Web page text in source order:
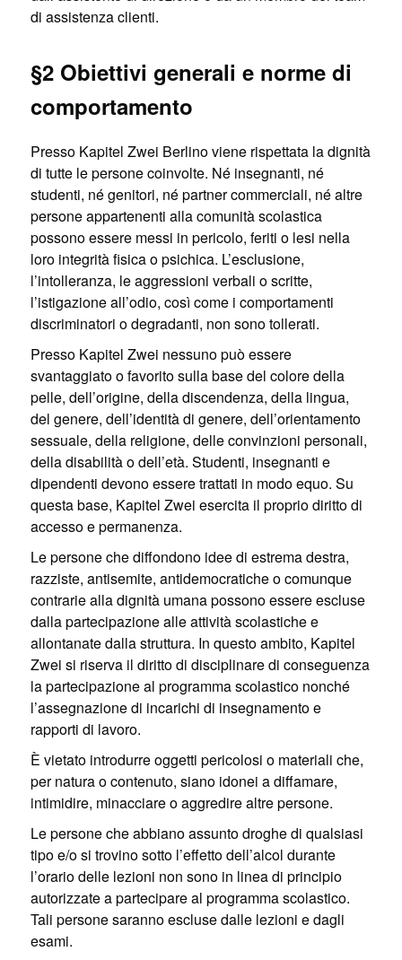
di assistenza clienti.
§2 Obiettivi generali e norme di
comportamento
Presso Kapitel Zwei Berlino viene rispettata la dignità
di tutte le persone coinvolte. Né insegnanti, né
studenti, né genitori, né partner commerciali, né altre
persone appartenenti alla comunità scolastica
possono essere messi in pericolo, feriti o lesi nella
loro integrità fisica o psichica. L’esclusione,
l’intolleranza, le aggressioni verbali o scritte,
l’istigazione all’odio, così come i comportamenti
discriminatori o degradanti, non sono tollerati.
Presso Kapitel Zwei nessuno può essere
svantaggiato o favorito sulla base del colore della
pelle, dell’origine, della discendenza, della lingua,
del genere, dell’identità di genere, dell’orientamento
sessuale, della religione, delle convinzioni personali,
della disabilità o dell’età. Studenti, insegnanti e
dipendenti devono essere trattati in modo equo. Su
questa base, Kapitel Zwei esercita il proprio diritto di
accesso e permanenza.
Le persone che diffondono idee di estrema destra,
razziste, antisemite, antidemocratiche o comunque
contrarie alla dignità umana possono essere escluse
dalla partecipazione alle attività scolastiche e
allontanate dalla struttura. In questo ambito, Kapitel
Zwei si riserva il diritto di disciplinare di conseguenza
la partecipazione al programma scolastico nonché
l’assegnazione di incarichi di insegnamento e
rapporti di lavoro.
È vietato introdurre oggetti pericolosi o materiali che,
per natura o contenuto, siano idonei a diffamare,
intimidire, minacciare o aggredire altre persone.
Le persone che abbiano assunto droghe di qualsiasi
tipo e/o si trovino sotto l’effetto dell’alcol durante
l’orario delle lezioni non sono in linea di principio
autorizzate a partecipare al programma scolastico.
Tali persone saranno escluse dalle lezioni e dagli
esami.